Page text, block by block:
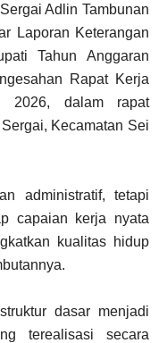
Adlin Tambunan
Laporan Keterangan
Tahun Anggaran
Rapat Kerja
2026, dalam rapat
Kecamatan Sei
administratif, tetapi
capaian kerja nyata
kualitas hidup
dasar menjadi
terealisasi secara